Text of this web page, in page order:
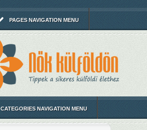
PAGES NAVIGATION MENU
CATEGORIES NAVIGATION MENU